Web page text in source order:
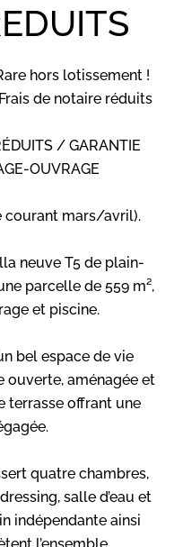
hors lotissement !
de notaire réduits
/ GARANTIE
OUVRAGE
courant mars/avril).
neuve T5 de plain-
parcelle de 559 m²,
et piscine.
bel espace de vie
ouverte, aménagée et
terrasse offrant une
quatre chambres,
salle d’eau et
indépendante ainsi